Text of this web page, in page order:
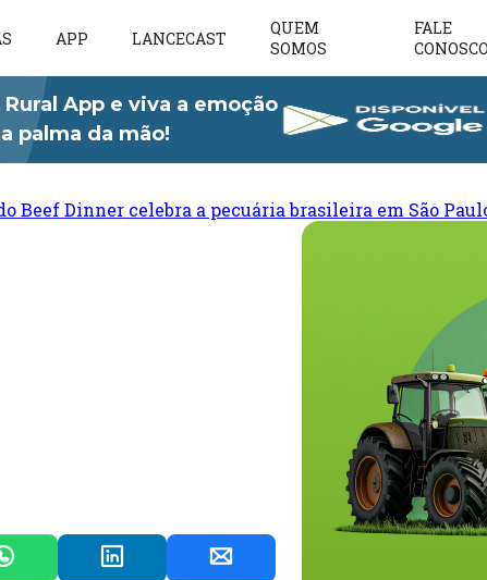
APP LANCECAST
QUEM
SOMOS
FALE
CONOSCO
App e viva a emoção
palma da mão!
Beef Dinner celebra a pecuária brasileira em São